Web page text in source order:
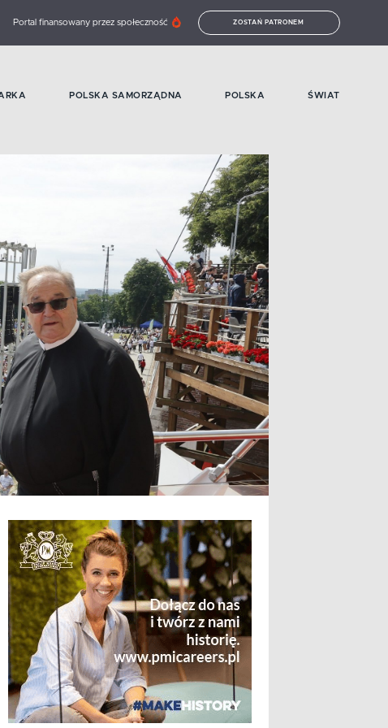
Portal finansowany przez społeczność ZOSTAŃ PATRONEM
POLSKA SAMORZĄDNA POLSKA ŚWIAT